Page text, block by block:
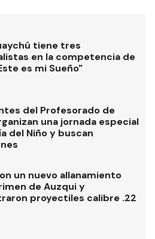
tiene tres
en la competencia de
es mi Sueño"
del Profesorado de
una jornada especial
del Niño y buscan
un nuevo allanamiento
de Auzqui y
proyectiles calibre .22